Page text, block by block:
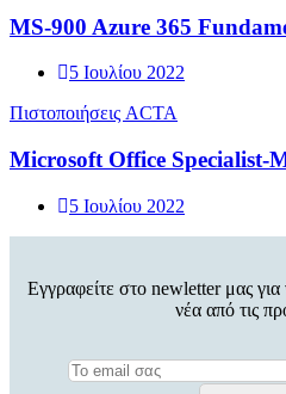
MS-900 Azure 365
5 Ιουλίου 2022
Πιστοποιήσεις ACTA
Microsoft Office Specialist-
5 Ιουλίου 2022
Εγγραφείτε στο newletter μας για
νέα από τις